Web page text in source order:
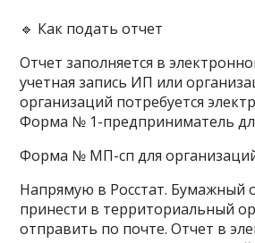
🔹 Как подать отчет
Отчет заполняется в
учетная запись ИП или
организаций потребуется
Форма № 1-предприниматель
Форма № МП-сп для
Напрямую в Росстат. Бумажный
принести в территориальный
отправить по почте. Отчет в